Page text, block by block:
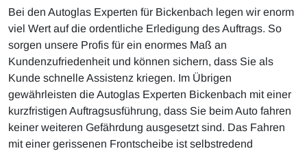
Bei den Autoglas Experten für Bickenbach legen wir enorm
viel Wert auf die ordentliche Erledigung des Auftrags. So
sorgen unsere Profis für ein enormes Maß an
Kundenzufriedenheit und können sichern, dass Sie als
Kunde schnelle Assistenz kriegen. Im Übrigen
gewährleisten die Autoglas Experten Bickenbach mit einer
kurzfristigen Auftragsusführung, dass Sie beim Auto fahren
keiner weiteren Gefährdung ausgesetzt sind. Das Fahren
mit einer gerissenen Frontscheibe ist selbstredend